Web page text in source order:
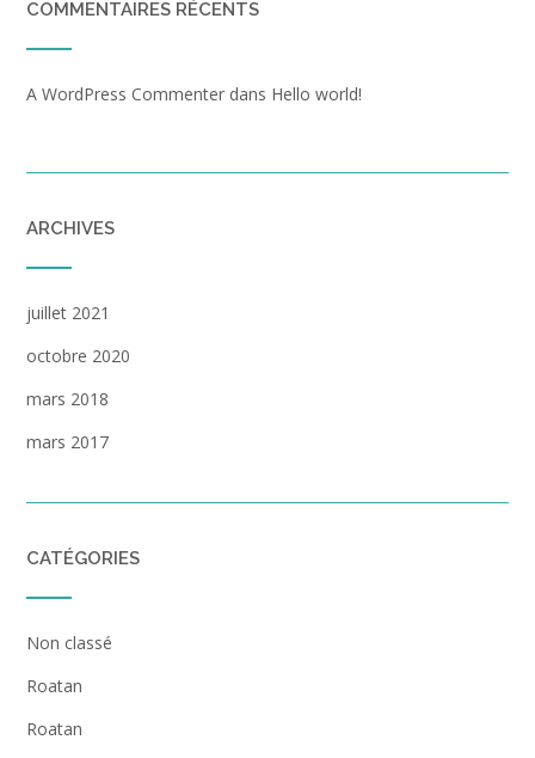
COMMENTAIRES RÉCENTS
A WordPress Commenter dans Hello world!
ARCHIVES
juillet 2021
octobre 2020
mars 2018
mars 2017
CATÉGORIES
Non classé
Roatan
Roatan